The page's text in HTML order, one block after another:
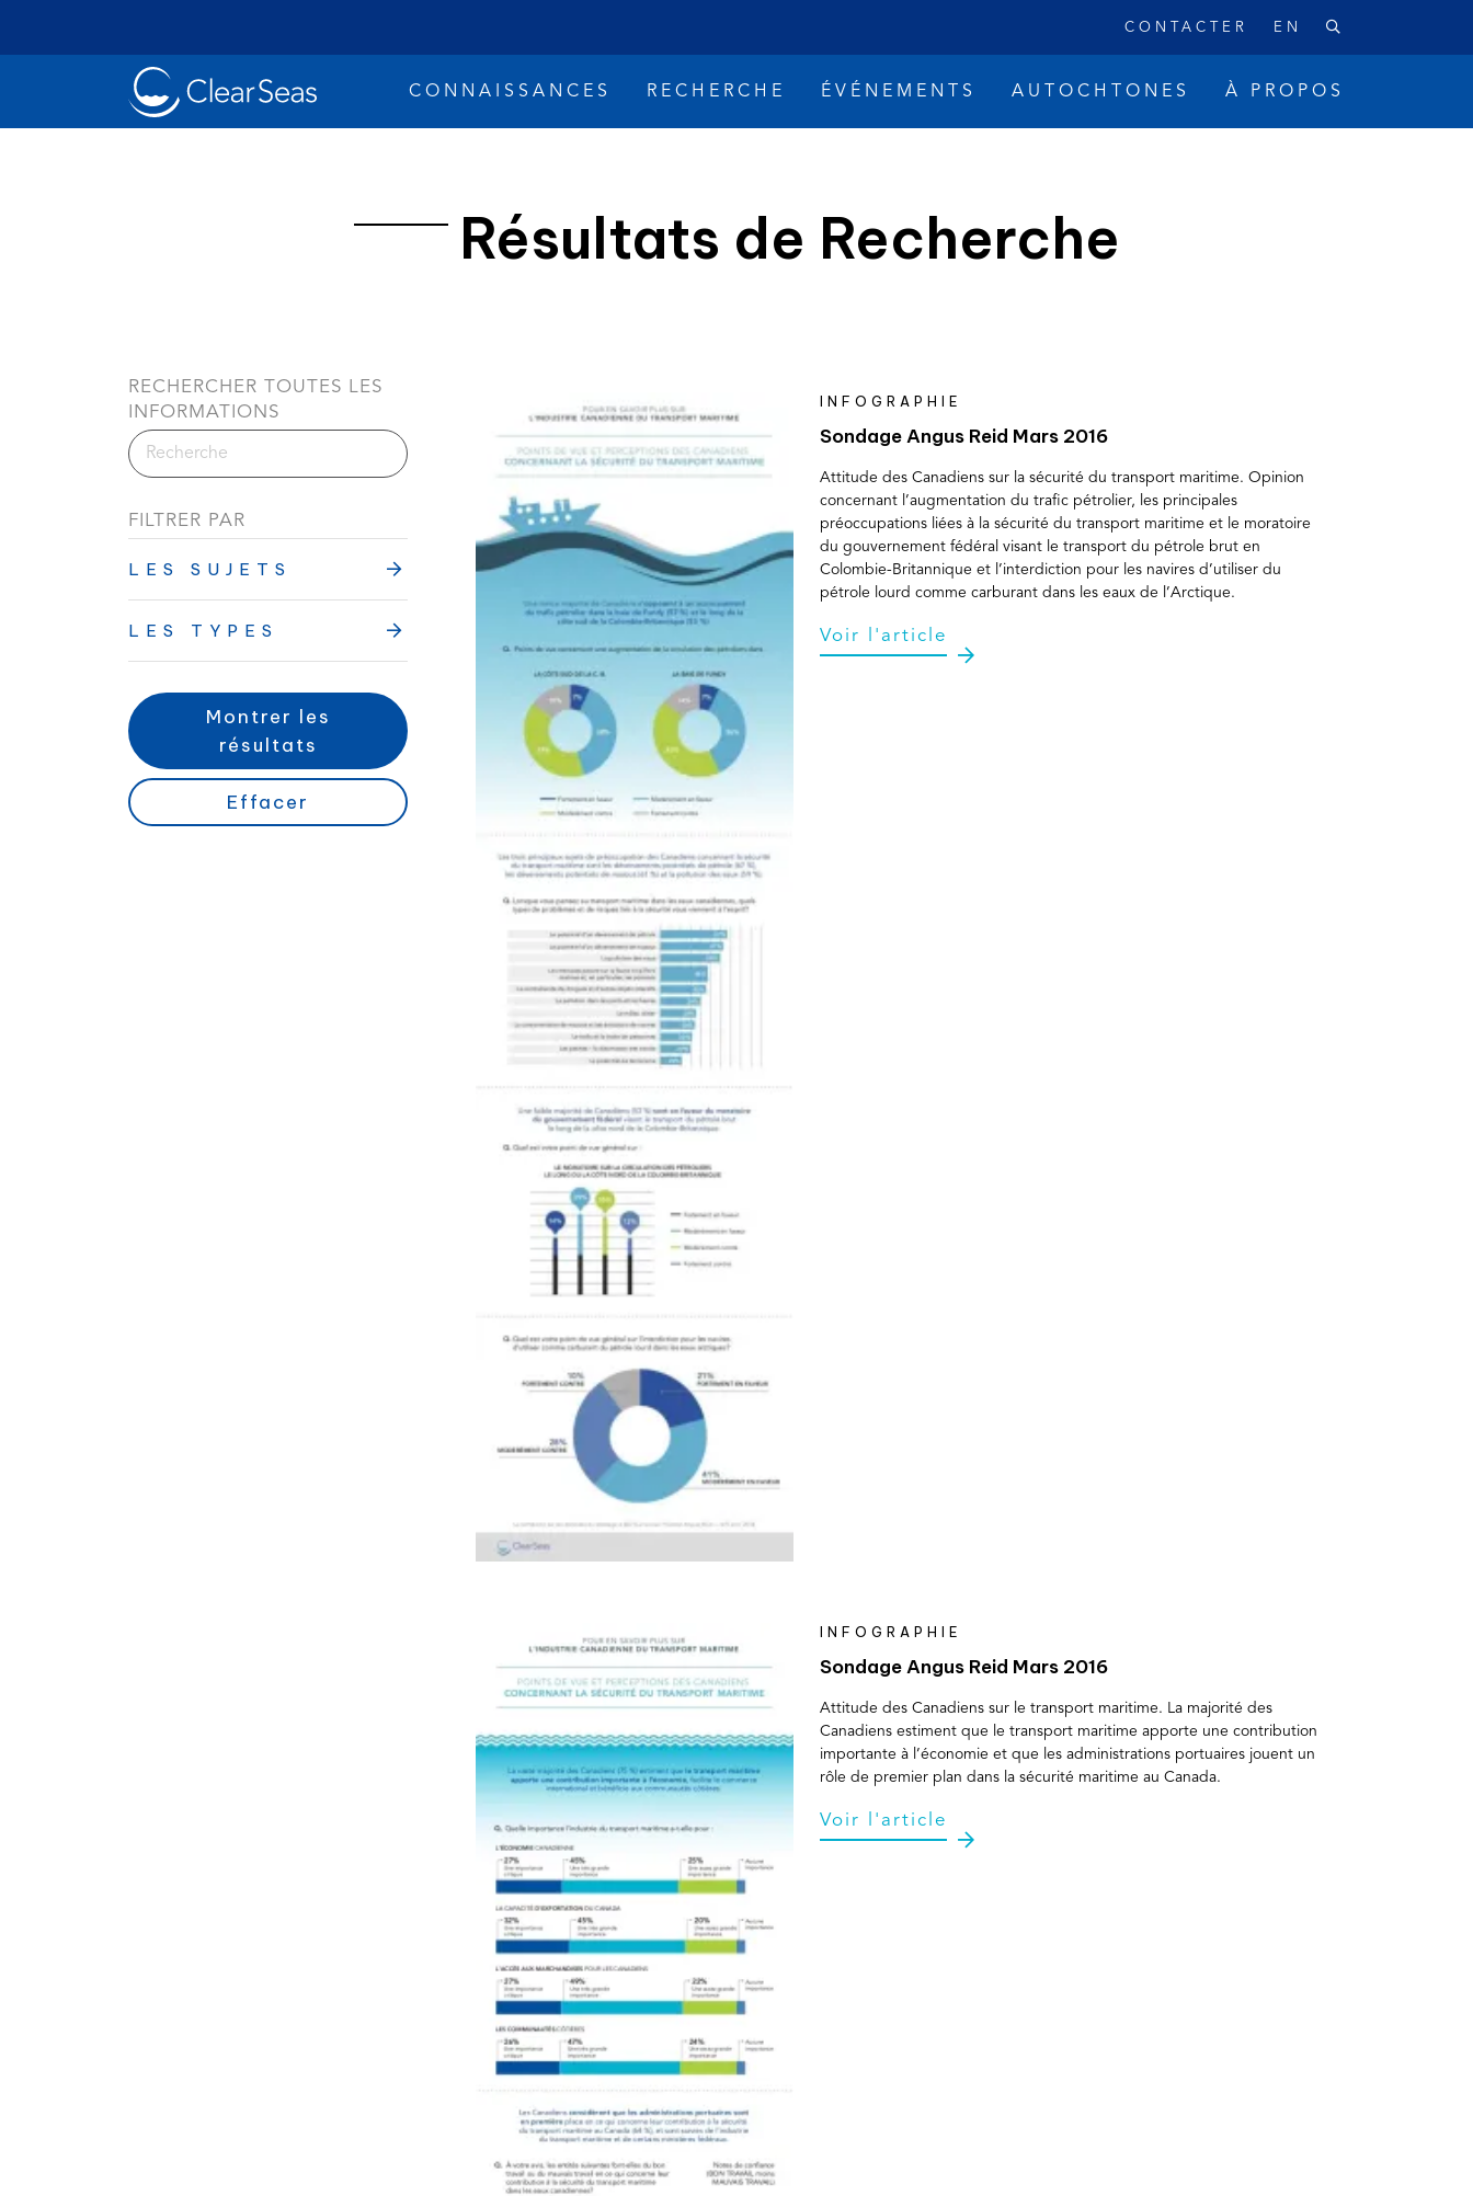
CONTACTER EN
Clear
SeasAccueil
CONNAISSANCES RECHERCHE ÉVÉNEMENTS AUTOCHTONES À PROPOS
À propos
Résultats de Recherche
RECHERCHER TOUTES LES
INFORMATIONS
FILTRER PAR
LES SUJETS
LES TYPES
Montrer les
résultats
Effacer
INFOGRAPHIE
Sondage Angus Reid Mars 2016
Attitude des Canadiens sur la sécurité du transport maritime. Opinion
concernant l’augmentation du trafic pétrolier, les principales
préoccupations liées à la sécurité du transport maritime et le moratoire
du gouvernement fédéral visant le transport du pétrole brut en
Colombie-Britannique et l’interdiction pour les navires d’utiliser du
pétrole lourd comme carburant dans les eaux de l’Arctique.
Voir l'article
INFOGRAPHIE
Sondage Angus Reid Mars 2016
Attitude des Canadiens sur le transport maritime. La majorité des
Canadiens estiment que le transport maritime apporte une contribution
importante à l’économie et que les administrations portuaires jouent un
rôle de premier plan dans la sécurité maritime au Canada.
Voir l'article